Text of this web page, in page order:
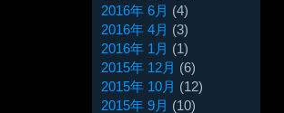
2016年 6月 (4)
2016年 4月 (3)
2016年 1月 (1)
2015年 12月 (6)
2015年 10月 (12)
2015年 9月 (10)